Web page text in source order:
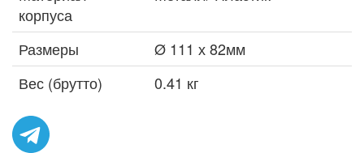
корпуса
Размеры
Ø 111 х 82мм
Вес (брутто)
0.41 кг